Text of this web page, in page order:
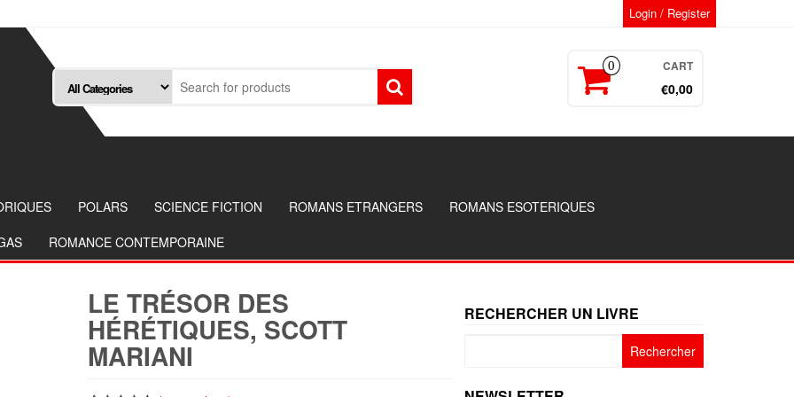
Login / Register
0 CART
€0,00
POLARS SCIENCE FICTION ROMANS ETRANGERS
ROMANS ESOTERIQUES
ROMANCE CONTEMPORAINE
LE TRÉSOR DES
HÉRÉTIQUES, SCOTT
MARIANI
RECHERCHER UN LIVRE